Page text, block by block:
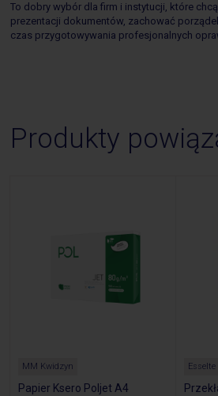
To dobry wybór dla firm i instytucji, które
prezentacji dokumentów, zachować
czas przygotowywania profesjonalnych
Produkty
MM Kwidzyn
Papier Ksero Poljet A4
Esselte